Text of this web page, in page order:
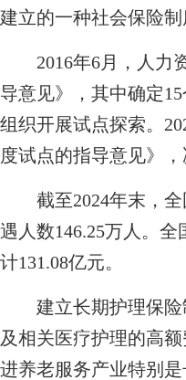
建立的一种社会保险制
2016年6月，人力资
导意见》，其中确定
组织开展试点探索。
度试点的指导意见》
截至2024年末，全
遇人数146.25万人。
计131.08亿元。
建立长期护理保险
及相关医疗护理的高
进养老服务产业特别是